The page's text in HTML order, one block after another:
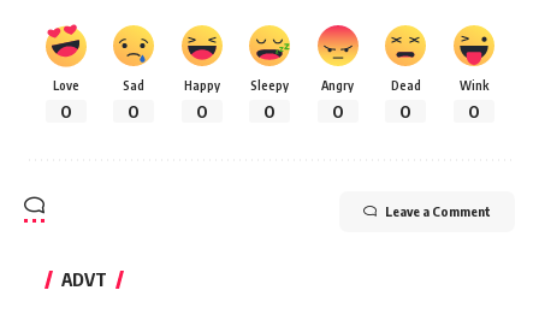
Love
0
Sad
0
Happy
0
Sleepy
0
Angry
0
Dead
0
Wink
0
Leave a Comment
ADVT